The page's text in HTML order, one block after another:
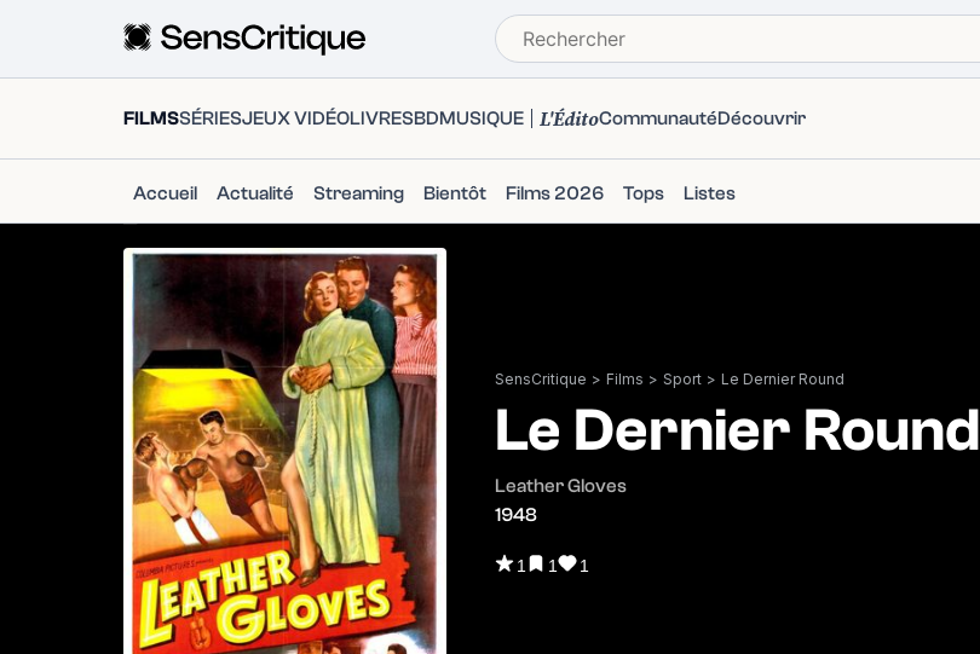
FILMSSÉRIESJEUX VIDÉOLIVRESBDMUSIQUE L'ÉditoCommunautéDécouvrir
Accueil Actualité Streaming Bientôt Films 2026 Tops Listes
SensCritique > Films > Sport > Le Dernier Round
Le Dernier Round
Leather Gloves
1948
1 1 1